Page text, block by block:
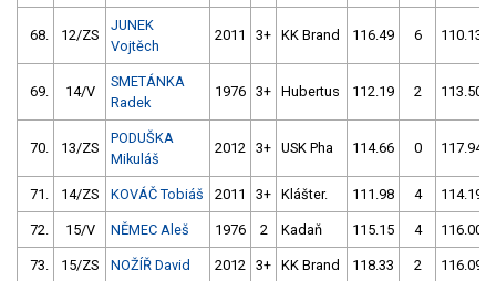
68. 12/ZS
JUNEK
Vojtěch
2011 3+ KK Brand 116.49 6 110.13
69. 14/V
SMETÁNKA
Radek
1976 3+ Hubertus 112.19 2 113.50
70. 13/ZS
PODUŠKA
Mikuláš
2012 3+ USK Pha 114.66 0 117.94
71. 14/ZS KOVÁČ Tobiáš 2011 3+ Klášter. 111.98 4 114.19
72. 15/V NĚMEC Aleš 1976 2 Kadaň 115.15 4 116.00
73. 15/ZS NOŽÍŘ David 2012 3+ KK Brand 118.33 2 116.09